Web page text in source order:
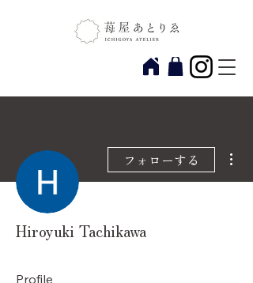
フォローする
Hiroyuki Tachikawa
Profile